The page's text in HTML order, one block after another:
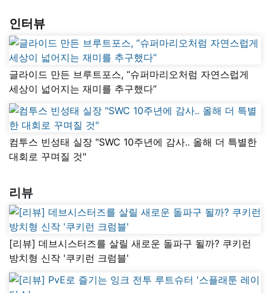
인터뷰
글라이드 만든 브루트포스, “슈퍼마리오처럼 자연스럽게
세상이 넓어지는 재미를 추구했다”
컴투스 빈성태 실장 "SWC 10주년에 감사.. 올해 더 특별한
대회로 꾸며질 것"
리뷰
[리뷰] 데브시스터즈를 살릴 새로운 돌파구 될까? 쿠키런
방치형 신작 '쿠키런 크럼블'